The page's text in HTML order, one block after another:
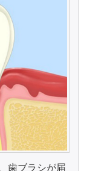
歯ブラシが届